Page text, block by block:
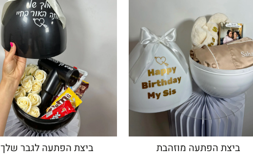
ביצת הפתעה מוזהבת ביצת הפתעה לגבר שלך